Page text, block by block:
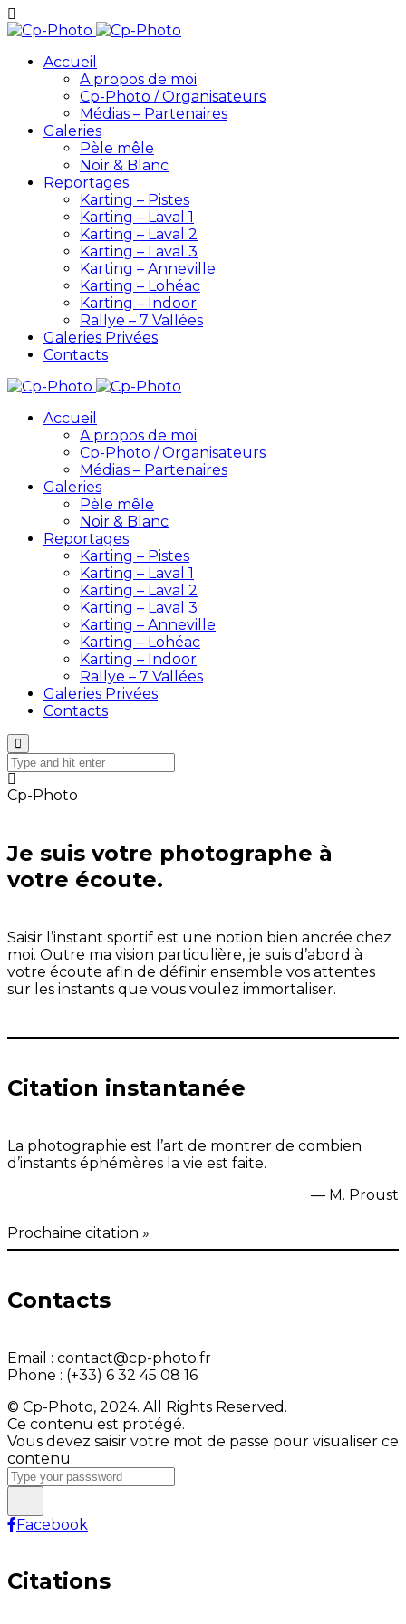
Accueil
A propos de moi
Cp-Photo / Organisateurs
Médias – Partenaires
Galeries
Pèle mêle
Noir & Blanc
Reportages
Karting – Pistes
Karting – Laval 1
Karting – Laval 2
Karting – Laval 3
Karting – Anneville
Karting – Lohéac
Karting – Indoor
Rallye – 7 Vallées
Galeries Privées
Contacts
Accueil
A propos de moi
Cp-Photo / Organisateurs
Médias – Partenaires
Galeries
Pèle mêle
Noir & Blanc
Reportages
Karting – Pistes
Karting – Laval 1
Karting – Laval 2
Karting – Laval 3
Karting – Anneville
Karting – Lohéac
Karting – Indoor
Rallye – 7 Vallées
Galeries Privées
Contacts
Cp-Photo
Je suis votre photographe à
votre écoute.
Saisir l’instant sportif est une notion bien ancrée chez
moi. Outre ma vision particulière, je suis d’abord à
votre écoute afin de définir ensemble vos attentes
sur les instants que vous voulez immortaliser.
Citation instantanée
La photographie est l’art de montrer de combien
d’instants éphémères la vie est faite.
— M. Proust
Prochaine citation »
Contacts
Email : contact@cp-photo.fr
Phone : (+33) 6 32 45 08 16
© Cp-Photo, 2024. All Rights Reserved.
Ce contenu est protégé.
Vous devez saisir votre mot de passe pour visualiser ce
contenu.
Facebook
Citations